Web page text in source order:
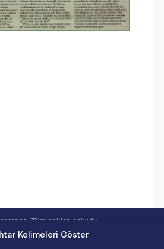
Kelimeleri Göster
Tüm hakları saklıdır.
Medya Takip Sistemi Ver 5.00